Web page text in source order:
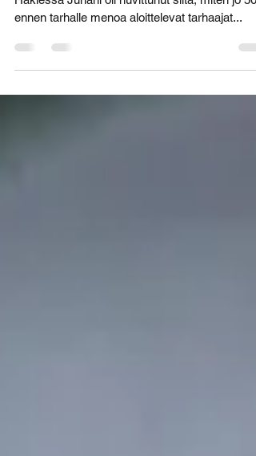
Uusi emo noudettuna Juhanilta Ruovedeltä.
Hakiessa Juhani oli huvittunut siitä, miten jo 50
ennen tarhalle menoa aloittelevat tarhaajat...